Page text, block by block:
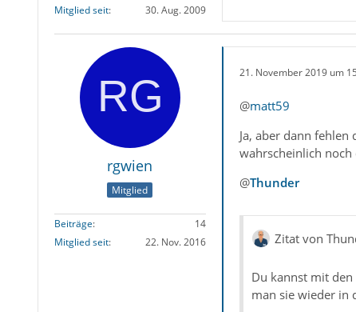
Mitglied seit
30. Aug. 2009
rgwien
Mitglied
Beiträge
14
Mitglied seit
22. Nov. 2016
21. November 2019 um
@matt59
Ja, aber dann
wahrscheinlich
@Thunder
Zitat von
Du kannst mit
man sie wieder in